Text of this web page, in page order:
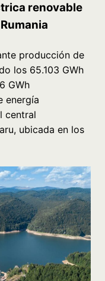
renovable
producción de
los 65.103 GWh
GWh
energía
central
ubicada en los